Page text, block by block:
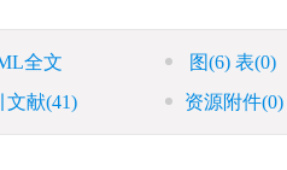
全文 图(6) 表(0)
文献(41) 资源附件(0)